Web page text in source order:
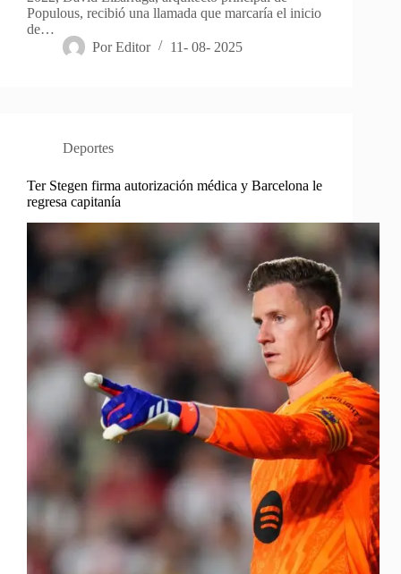
Populous, recibió una llamada que marcaría el inicio
de…
Por Editor 11- 08- 2025
Deportes
Ter Stegen firma autorización médica y Barcelona le
regresa capitanía